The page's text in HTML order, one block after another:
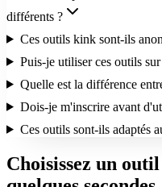
différents ?
Ces outils kink sont-ils
Puis-je utiliser ces outils
Quelle est la différence
Dois-je m'inscrire avant
Ces outils sont-ils adaptés
Choisissez un